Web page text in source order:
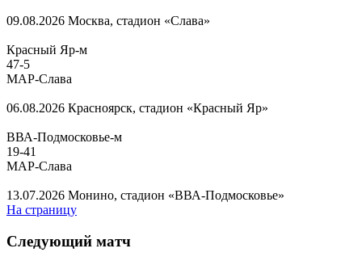
09.08.2026 Москва, стадион «Слава»
Красный Яр-м
47-5
МАР-Слава
06.08.2026 Красноярск, стадион «Красный Яр»
ВВА-Подмосковье-м
19-41
МАР-Слава
13.07.2026 Монино, стадион «ВВА-Подмосковье»
На страницу
Следующий матч